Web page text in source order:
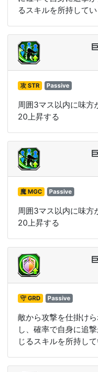
るスキルを所持して
攻 STR Passive
周囲3マス以内に味方
20上昇する
魔 MGC Passive
周囲3マス以内に味方
20上昇する
守 GRD Passive
敵から攻撃を仕掛け
し、確率で自身に追
じるスキルを所持し